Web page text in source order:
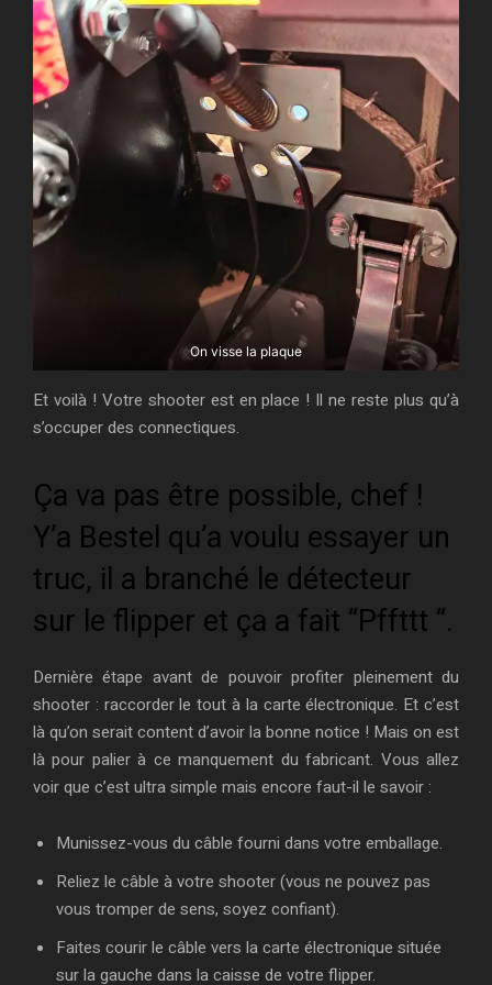
On visse la plaque
Et voilà ! Votre shooter est en place ! Il ne reste plus qu’à
s’occuper des connectiques.
Ça va pas être possible, chef !
Y’a Bestel qu’a voulu essayer un
truc, il a branché le détecteur
sur le flipper et ça a fait “Pffttt “.
Dernière étape avant de pouvoir profiter pleinement du
shooter : raccorder le tout à la carte électronique. Et c’est
là qu’on serait content d’avoir la bonne notice ! Mais on est
là pour palier à ce manquement du fabricant. Vous allez
voir que c’est ultra simple mais encore faut-il le savoir :
Munissez-vous du câble fourni dans votre emballage.
Reliez le câble à votre shooter (vous ne pouvez pas
vous tromper de sens, soyez confiant).
Faites courir le câble vers la carte électronique située
sur la gauche dans la caisse de votre flipper.